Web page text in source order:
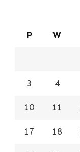
P
W
3 4
10 11
17 18